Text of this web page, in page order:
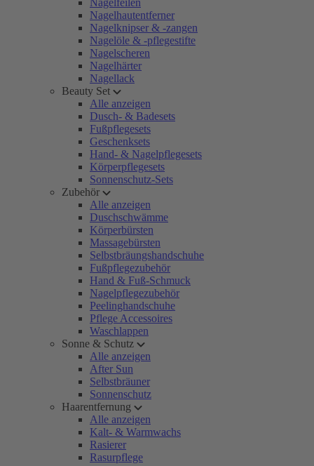
Nagelfeilen
Nagelhautentferner
Nagelknipser & -zangen
Nagelöle & -pflegestifte
Nagelscheren
Nagelhärter
Nagellack
Beauty Set
Alle anzeigen
Dusch- & Badesets
Fußpflegesets
Geschenksets
Hand- & Nagelpflegesets
Körperpflegesets
Sonnenschutz-Sets
Zubehör
Alle anzeigen
Duschschwämme
Körperbürsten
Massagebürsten
Selbstbräungshandschuhe
Fußpflegezubehör
Hand & Fuß-Schmuck
Nagelpflegezubehör
Peelinghandschuhe
Pflege Accessoires
Waschlappen
Sonne & Schutz
Alle anzeigen
After Sun
Selbstbräuner
Sonnenschutz
Haarentfernung
Alle anzeigen
Kalt- & Warmwachs
Rasierer
Rasurpflege